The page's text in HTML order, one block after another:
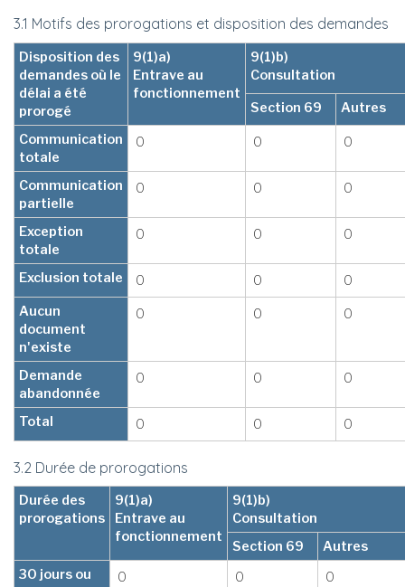
3.1 Motifs des prorogations et disposition des demandes
Disposition des
demandes où le
délai a été
prorogé
9(1)a)
Entrave au
fonctionnement
9(1)b)
Consultation
Section 69
Autres
Communication
totale
0 0 0
Communication
partielle
0 0 0
Exception
totale
0 0 0
Exclusion totale 0 0
0
Aucun
document
n'existe
0 0 0
Demande
abandonnée
0 0 0
Total 0 0 0
3.2 Durée de prorogations
Durée des
prorogations
9(1)a)
Entrave au
fonctionnement
9(1)b)
Consultation
Section 69
Autres
30 jours ou
0 0 0